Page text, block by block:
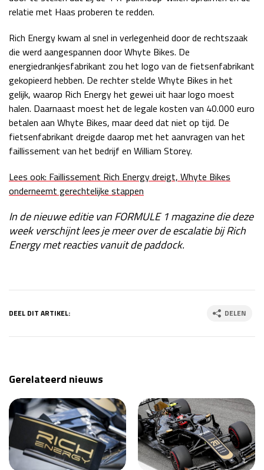
relatie met Haas proberen te redden.
Rich Energy kwam al snel in verlegenheid door de rechtszaak
die werd aangespannen door Whyte Bikes. De
energiedrankjesfabrikant zou het logo van de fietsenfabrikant
gekopieerd hebben. De rechter stelde Whyte Bikes in het
gelijk, waarop Rich Energy het gewei uit haar logo moest
halen. Daarnaast moest het de legale kosten van 40.000 euro
betalen aan Whyte Bikes, maar deed dat niet op tijd. De
fietsenfabrikant dreigde daarop met het aanvragen van het
faillissement van het bedrijf en William Storey.
Lees ook: Faillissement Rich Energy dreigt, Whyte Bikes
onderneemt gerechtelijke stappen
In de nieuwe editie van FORMULE 1 magazine die deze
week verschijnt lees je meer over de escalatie bij Rich
Energy met reacties vanuit de paddock.
DEEL DIT ARTIKEL: DELEN
Gerelateerd nieuws